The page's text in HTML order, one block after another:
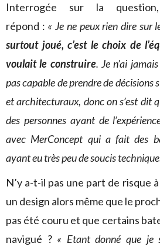
Interrogée sur la
répond : « Je ne peux rien dire sur
surtout joué, c’est le choix de
voulait le construire. Je n’ai
pas capable de prendre de décisions
et architecturaux, donc on s’est dit
des personnes ayant de
avec MerConcept qui a fait des
ayant eu très peu de soucis
N’y a-t-il pas une part de risque
un design alors même que le
pas été couru et que certains
navigué ? « Etant donné que je